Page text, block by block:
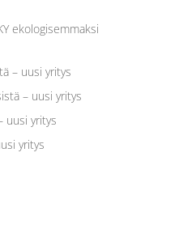
ekologisemmaksi
– uusi yritys
– uusi yritys
uusi yritys
yritys